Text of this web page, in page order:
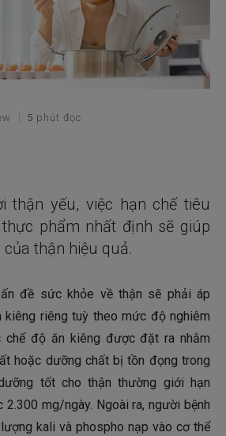
5 phút đọc
thận yếu, việc hạn chế tiêu
phẩm nhất định sẽ giúp
thận hiệu quả.
đề sức khỏe về thận sẽ phải áp
kiêng riêng tuỳ theo mức độ nghiêm
chế độ ăn kiêng được đặt ra nhằm
hoặc dưỡng chất bị tồn đọng trong
tốt cho thận thường giới hạn
mg/ngày. Ngoài ra, người bệnh
kali và phospho nạp vào cơ thể